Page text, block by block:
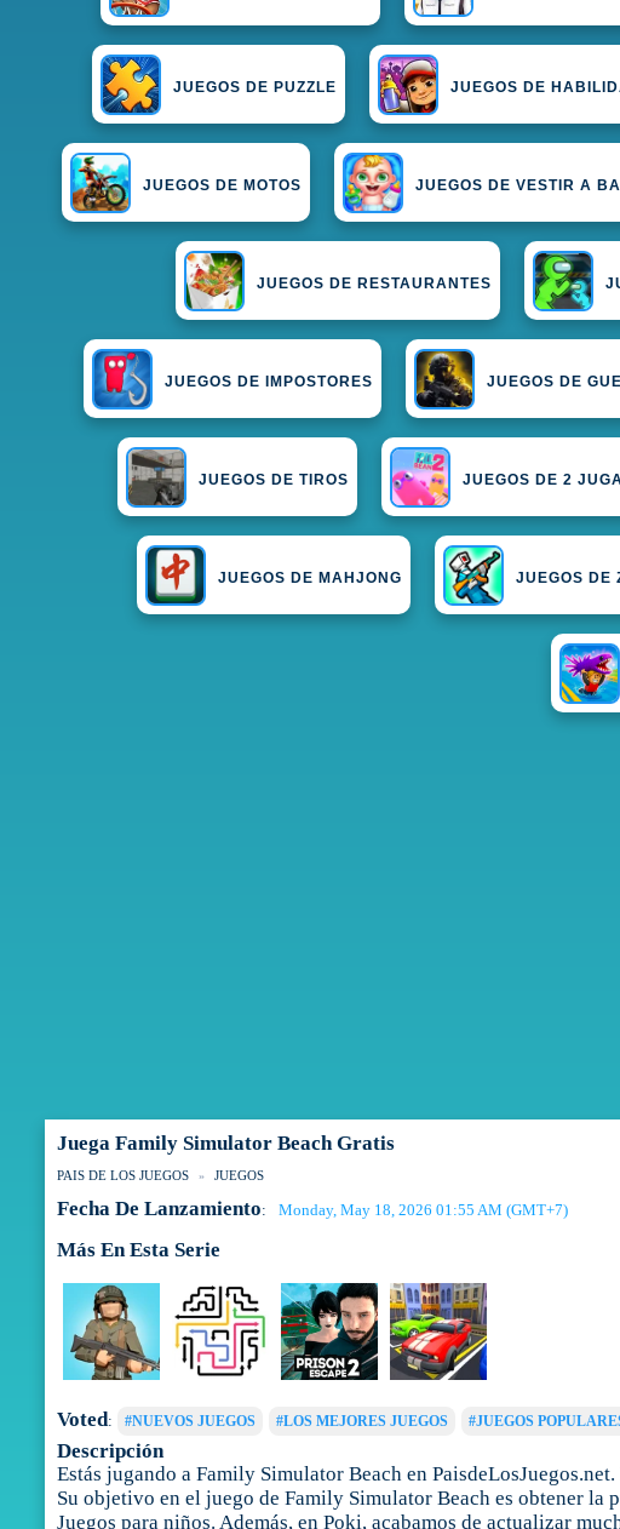
JUEGOS DE PUZZLE JUEGOS DE
JUEGOS DE MOTOS JUEGOS DE VESTIR A
JUEGOS DE RESTAURANTES
JUEGOS DE IMPOSTORES JUEGOS DE
JUEGOS DE TIROS JUEGOS DE 2
JUEGOS DE MAHJONG JUEGOS DE
Juega Family Simulator Beach Gratis
PAIS DE LOS JUEGOS JUEGOS
Fecha De Lanzamiento: Monday, May 18, 2026 01:55 AM (GMT+7)
Más En Esta Serie
Voted: #NUEVOS JUEGOS #LOS MEJORES JUEGOS #JUEGOS
Descripción
Estás jugando a Family Simulator Beach en
Su objetivo en el juego de Family Simulator Beach es obtener
Juegos para niños. Además, en Poki, acabamos de actualizar